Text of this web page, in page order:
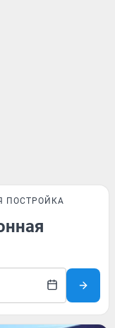
ПОСТРОЙКА